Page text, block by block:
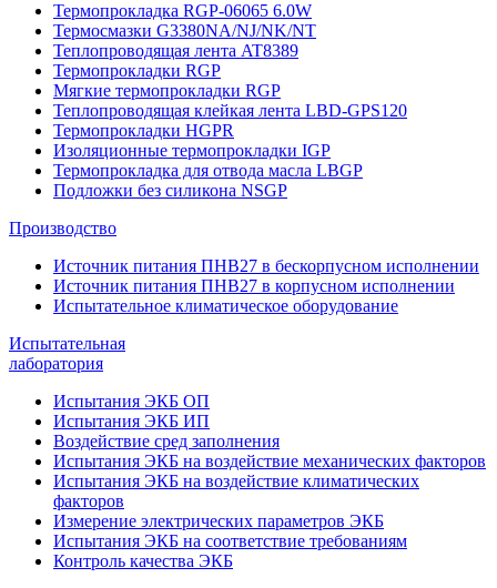
Термопрокладка RGP-06065 6.0W
Термосмазки G3380NA/NJ/NK/NT
Теплопроводящая лента AT8389
Термопрокладки RGP
Мягкие термопрокладки RGP
Теплопроводящая клейкая лента LBD-GPS120
Термопрокладки HGPR
Изоляционные термопрокладки IGP
Термопрокладка для отвода масла LBGP
Подложки без силикона NSGP
Производство
Источник питания ПНВ27 в бескорпусном исполнении
Источник питания ПНВ27 в корпусном исполнении
Испытательное климатическое оборудование
Испытательная
лаборатория
Испытания ЭКБ ОП
Испытания ЭКБ ИП
Воздействие сред заполнения
Испытания ЭКБ на воздействие механических факторов
Испытания ЭКБ на воздействие климатических
факторов
Измерение электрических параметров ЭКБ
Испытания ЭКБ на соответствие требованиям
Контроль качества ЭКБ